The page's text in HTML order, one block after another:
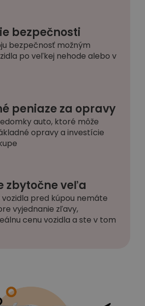
bezpečnosti
bezpečnosť možným
po veľkej nehode alebo v
peniaze za opravy
auto, ktoré môže
opravy a investície
zbytočne veľa
pred kúpou nemáte
vyjednanie zľavy,
cenu vozidla a ste v tom